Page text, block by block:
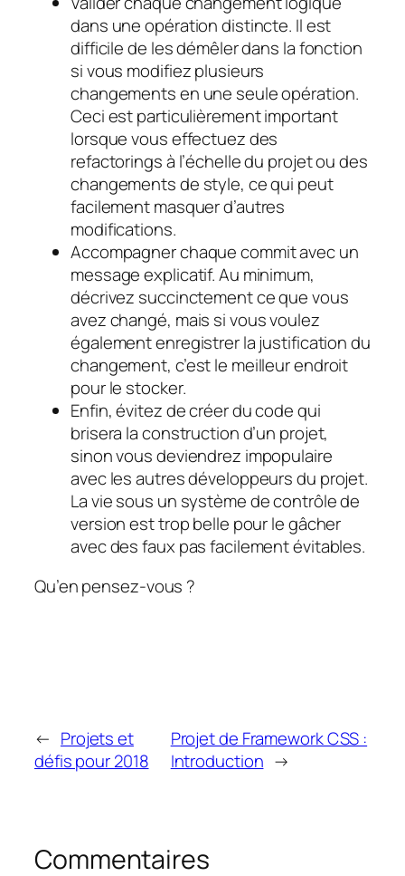
dans une opération distincte. Il est
difficile de les démêler dans la fonction
si vous modifiez plusieurs
changements en une seule opération.
Ceci est particulièrement important
lorsque vous effectuez des
refactorings à l’échelle du projet ou des
changements de style, ce qui peut
facilement masquer d’autres
modifications.
Accompagner chaque commit avec un
message explicatif. Au minimum,
décrivez succinctement ce que vous
avez changé, mais si vous voulez
également enregistrer la justification du
changement, c’est le meilleur endroit
pour le stocker.
Enfin, évitez de créer du code qui
brisera la construction d’un projet,
sinon vous deviendrez impopulaire
avec les autres développeurs du projet.
La vie sous un système de contrôle de
version est trop belle pour le gâcher
avec des faux pas facilement évitables.
Qu’en pensez-vous ?
← Projets et
défis pour 2018
Projet de Framework CSS :
Introduction →
Commentaires